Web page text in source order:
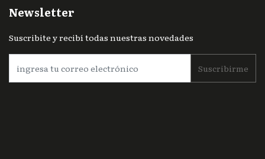
Newsletter
Suscribite y recibí todas nuestras novedades
Suscribirme